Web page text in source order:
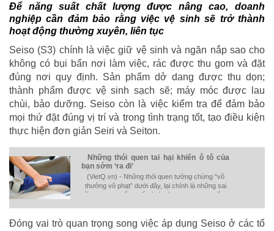
Để năng suất chất lượng được nâng cao, doanh
nghiệp cần đảm bảo rằng việc vệ sinh sẽ trở thành
hoạt động thường xuyên, liên tục
Seiso (S3) chính là việc giữ vệ sinh và ngăn nắp sao cho
không có bụi bẩn nơi làm việc, rác được thu gom và đặt
đúng nơi quy định. Sản phẩm dở dang được thu dọn;
thành phẩm được vệ sinh sạch sẽ; máy móc được lau
chùi, bảo dưỡng. Seiso còn là việc kiểm tra để đảm bảo
mọi thứ đặt đúng vị trí và trong tình trạng tốt, tạo điều kiện
thực hiện đơn giản Seiri và Seiton.
Những thói quen tai hại khiến ô tô của
bạn sớm ‘ra đi’
(VietQ.vn) - Những thói quen tưởng chừng “vô
thưởng vô phạt” dưới đây, lại chính là những sai
lầm tai hại khiến chiếc ô tô của bạn nhanh xuống
Đóng vai trò quan trọng song việc áp dụng Seiso ở các tổ